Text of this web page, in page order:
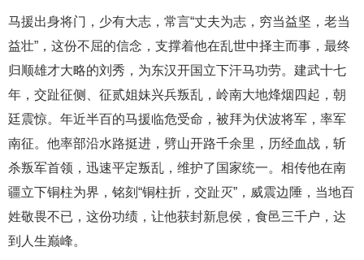
马援出身将门，少有大志，常言“丈夫为志，穷当益坚，老当
益壮”，这份不屈的信念，支撑着他在乱世中择主而事，最终
归顺雄才大略的刘秀，为东汉开国立下汗马功劳。建武十七
年，交趾征侧、征贰姐妹兴兵叛乱，岭南大地烽烟四起，朝
廷震惊。年近半百的马援临危受命，被拜为伏波将军，率军
南征。他率部沿水路挺进，劈山开路千余里，历经血战，斩
杀叛军首领，迅速平定叛乱，维护了国家统一。相传他在南
疆立下铜柱为界，铭刻“铜柱折，交趾灭”，威震边陲，当地百
姓敬畏不已，这份功绩，让他获封新息侯，食邑三千户，达
到人生巅峰。